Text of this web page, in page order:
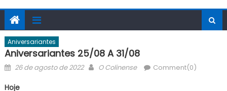
Aniversariantes
Aniversariantes 25/08 A 31/08
Posted
26 de agosto de 2022 Author
O Colinense Comment(0)
Hoje